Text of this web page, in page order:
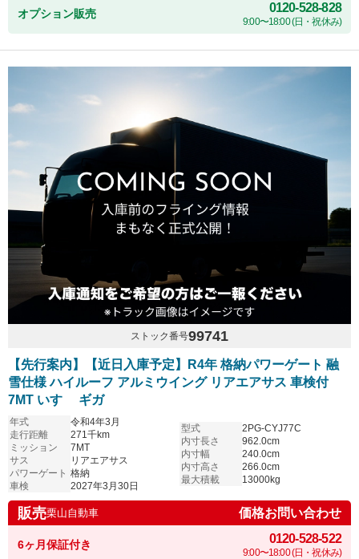
オプション販売 0120-528-828
9:00〜18:00 (日・祝休み)
ストック番号99741
【先行案内】【近日入庫予定】R4年 格納パワーゲート 融
雪仕様 ハイルーフ アルミウイング リアエアサス 車検付
7MT いすゞ ギガ
年式
令和4年3月
走行距離
271千km
ミッション
7MT
サス
リアエアサス
パワーゲート 格納
車検
2027年3月30日
型式
2PG-CYJ77C
内寸長さ
962.0cm
内寸幅
240.0cm
内寸高さ
266.0cm
最大積載
13000kg
販売栗山自動車 価格お問い合わせ
6ヶ月保証付き 0120-528-522
9:00〜18:00 (日・祝休み)